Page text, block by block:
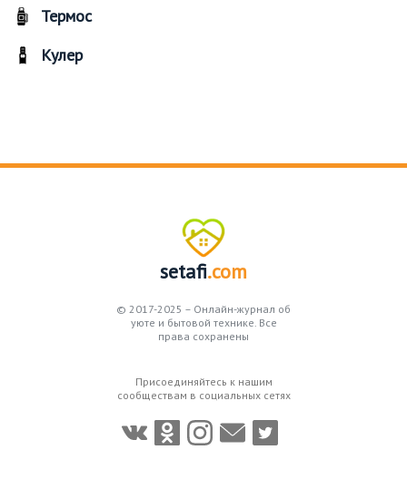
Термос
Кулер
setafi.com
© 2017-2025 – Онлайн-журнал об
уюте и бытовой технике. Все
права сохранены
Присоединяйтесь к нашим
сообществам в социальных сетях